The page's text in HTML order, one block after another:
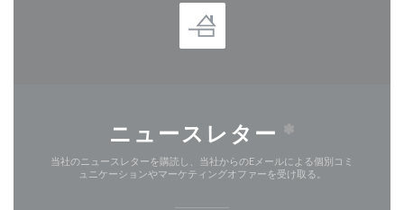
ニュースレター *
当社のニュースレターを購読し、当社からのEメールによる個別コミ
ュニケーションやマーケティングオファーを受け取る。